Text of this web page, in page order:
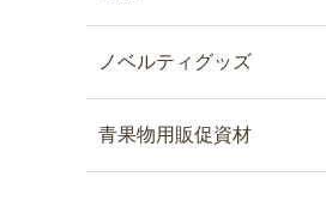
ノベルティグッズ
青果物用販促資材